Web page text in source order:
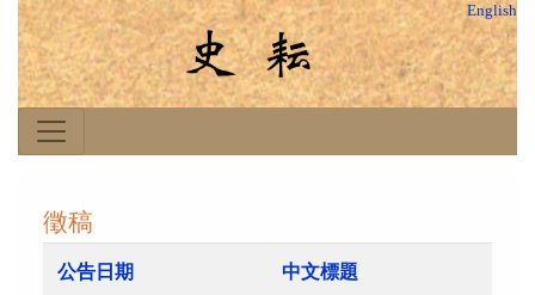
English
徵稿
公告日期 中文標題